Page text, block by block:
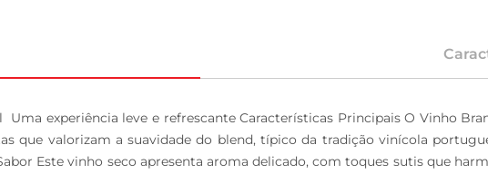
experiência leve e refrescante Características Principais O Vinho
que valorizam a suavidade do blend, típico da tradição vinícola
Este vinho seco apresenta aroma delicado, com toques sutis que